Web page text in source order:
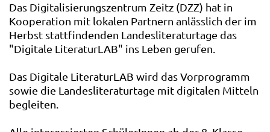
Das Digitalisierungszentrum Zeitz (DZZ) hat in
Kooperation mit lokalen Partnern anlässlich der im
Herbst stattfindenden Landesliteraturtage das
"Digitale LiteraturLAB" ins Leben gerufen.
Das Digitale LiteraturLAB wird das Vorprogramm
sowie die Landesliteraturtage mit digitalen Mitteln
begleiten.